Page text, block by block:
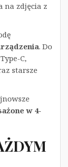
na zdjęcia z
. Do
C,
starsze
w 4-